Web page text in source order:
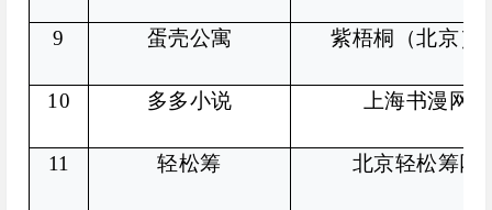
9 蛋壳公寓 紫梧桐（北京）
10 多多小说 上海书漫网
11 轻松筹 北京轻松筹网